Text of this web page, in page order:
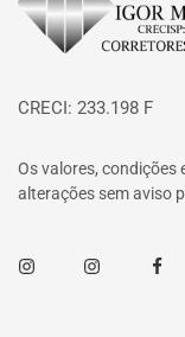
CRECI: 233.198 F
Os valores, condições
alterações sem aviso
InstagramInstagram